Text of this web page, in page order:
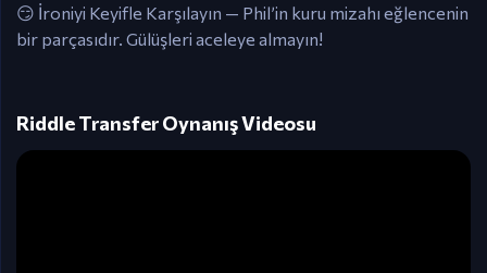
😏 İroniyi Keyifle Karşılayın — Phil’in kuru mizahı eğlencenin
bir parçasıdır. Gülüşleri aceleye almayın!
Riddle Transfer Oynanış Videosu